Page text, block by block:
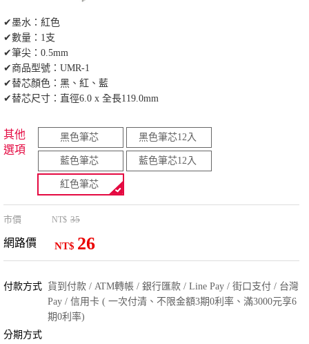
✔墨水：紅色
✔數量：1支
✔筆尖：0.5mm
✔商品型號：UMR-1
✔替芯顏色：黑、紅、藍
✔替芯尺寸：直徑6.0 x 全長119.0mm
其他
選項
黑色筆芯 黑色筆芯12入
藍色筆芯 藍色筆芯12入
紅色筆芯
市價 NT$ 35
網路價 NT$ 26
付款方式 貨到付款 / ATM轉帳 / 銀行匯款 / Line Pay / 街口支付 / 台灣
Pay / 信用卡 ( 一次付清、不限金額3期0利率、滿3000元享6
期0利率)
分期方式